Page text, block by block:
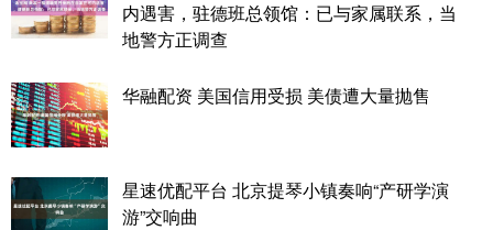
内遇害，驻德班总领馆：已与家属联系，当
地警方正调查
华融配资 美国信用受损 美债遭大量抛售
星速优配平台 北京提琴小镇奏响“产研学演
游”交响曲